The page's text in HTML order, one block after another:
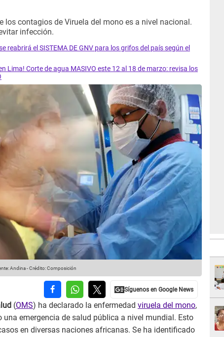
los contagios de Viruela del mono es a nivel nacional.
infección.
reabrirá el SISTEMA DE GNV para los grifos del país según el
Lima! Corte de agua MASIVO este 12 al 18 de marzo: revisa los
Andina-Crédito: Composición
(OMS) ha declarado la enfermedad viruela del mono,
una emergencia de salud pública a nivel mundial. Esto
en diversas naciones africanas. Se ha identificado